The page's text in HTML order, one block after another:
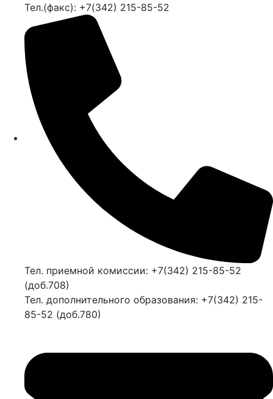
Тел.(факс): +7(342) 215-85-52
Тел. приемной комиссии: +7(342) 215-85-52
(доб.708)
Тел. дополнительного образования: +7(342) 215-
85-52 (доб.780)